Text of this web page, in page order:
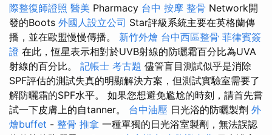
際整復師證照 醫美 Pharmacy 台中 按摩 整骨 Network開
發的Boots 外國人設立公司 Star評級系統主要在英格蘭傳
播，並在歐盟慢慢傳播。 新竹外燴 台中西區整骨 菲律賓簽
證 在此，恆星表示相對於UVB射線的防曬霜百分比為UVA
射線的百分比。 記帳士 考古題 儘管盲目測試似乎是消除
SPF評估的測試失真的明顯解決方案，但測試實驗室需要了
解防曬霜的SPF水平。 如果您想避免尷尬的時刻，請首先嘗
試一下皮膚上的自tanner。 台中油壓 日光浴的防曬製劑 外
燴buffet - 整骨 推拿 一種單獨的日光浴室製劑，無法誤認